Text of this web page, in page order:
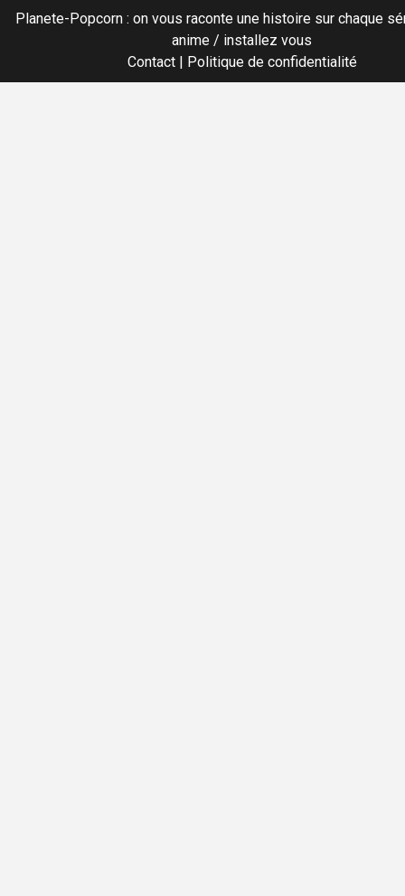
Planete-Popcorn : on vous raconte une histoire sur chaque
anime / installez vous
Contact| Politique de confidentialité